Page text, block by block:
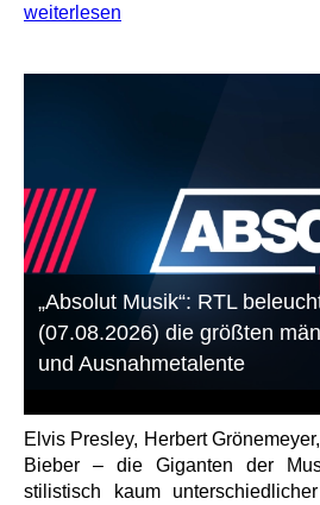
weiterlesen
„Absolut Musik“: RTL
(07.08.2026) die größten
und Ausnahmetalente
Elvis Presley, Herbert
Bieber – die Giganten der
stilistisch kaum